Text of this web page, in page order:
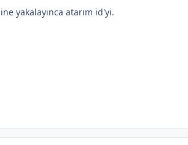
yakalayınca atarım id'yi.